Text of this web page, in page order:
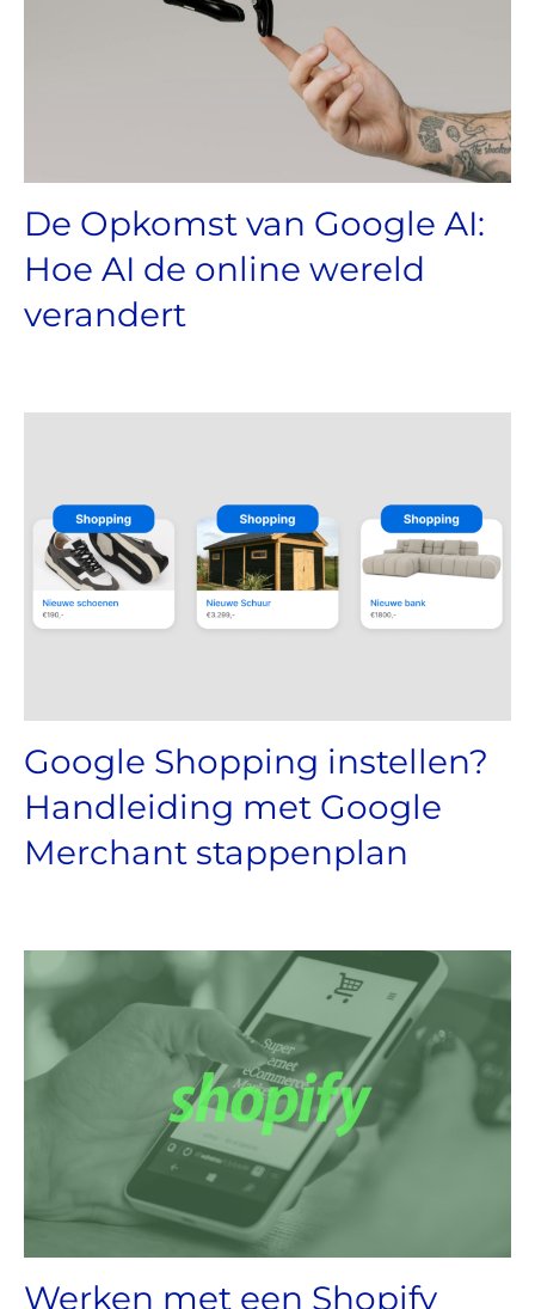
De Opkomst van Google AI:
Hoe AI de online wereld
verandert
Google Shopping instellen?
Handleiding met Google
Merchant stappenplan
Werken met een Shopify